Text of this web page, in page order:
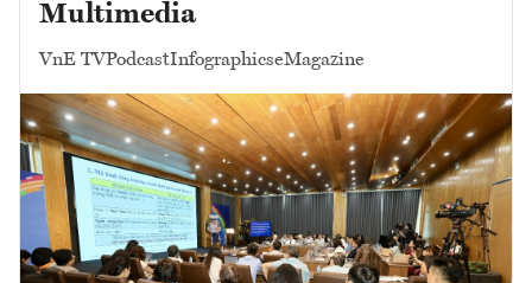
Multimedia
VnE TVPodcastInfographicseMagazine